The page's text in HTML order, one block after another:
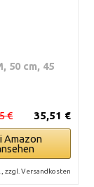
50 cm, 45
35,51 €
€
Amazon
zzgl. Versandkosten